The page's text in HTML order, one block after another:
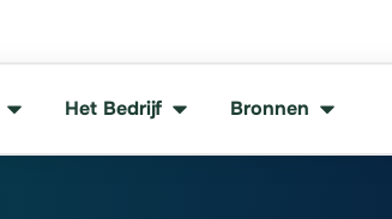
Het Bedrijf Bronnen